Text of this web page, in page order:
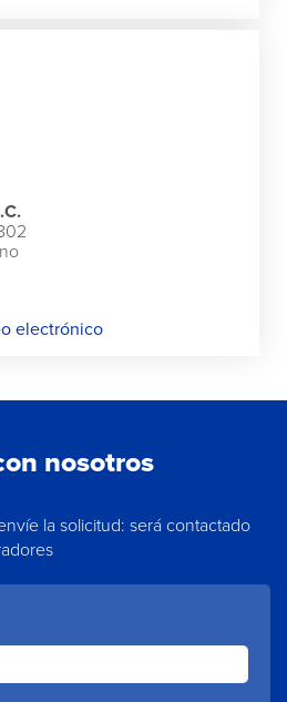
electrónico
nosotros
la solicitud: será contactado